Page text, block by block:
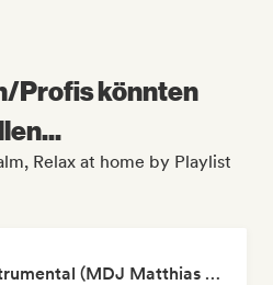
Profis könnten
Relax at home by Playlist
Relaxing Instrumental (MDJ Matthias De Jaeger)